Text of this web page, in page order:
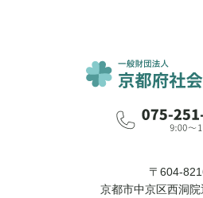
〒604-
京都市中京区西洞院